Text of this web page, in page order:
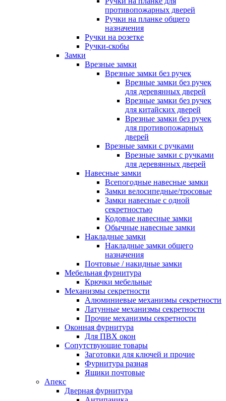
противопожарных дверей
Ручки на планке общего
назначения
Ручки на розетке
Ручки-скобы
Замки
Врезные замки
Врезные замки без ручек
Врезные замки без ручек
для деревянных дверей
Врезные замки без ручек
для китайских дверей
Врезные замки без ручек
для противопожарных
дверей
Врезные замки с ручками
Врезные замки с ручками
для деревянных дверей
Навесные замки
Всепогодные навесные замки
Замки велосипедные/тросовые
Замки навесные с одной
секретностью
Кодовые навесные замки
Обычные навесные замки
Накладные замки
Накладные замки общего
назначения
Почтовые / накидные замки
Мебельная фурнитура
Крючки мебельные
Механизмы секретности
Алюминиевые механизмы секретности
Латунные механизмы секретности
Прочие механизмы секретности
Оконная фурнитура
Для ПВХ окон
Сопутствующие товары
Заготовки для ключей и прочие
Фурнитура разная
Ящики почтовые
Апекс
Дверная фурнитура